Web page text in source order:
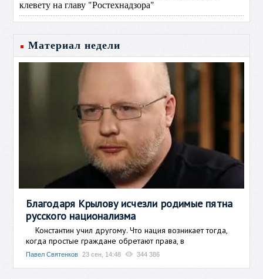
клевету на главу "Ростехнадзора"
Материал недели
Благодаря Крылову исчезли родимые пятна
русского национализма
Константин учил другому. Что нация возникает тогда,
когда простые граждане обретают права, в
Павел Святенков 23 сен, 14:48 344 386